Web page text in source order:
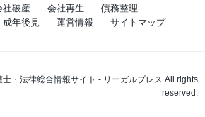
社破産 会社再生
債務整理
成年後見 運営情報 サイトマップ
士・法律総合情報サイト - リーガルプレス All rights
reserved.